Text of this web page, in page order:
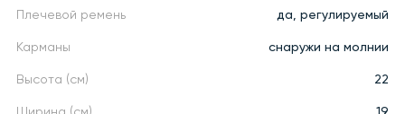
Плечевой ремень да, регулируемый
Карманы снаружи на молнии
Высота (см) 22